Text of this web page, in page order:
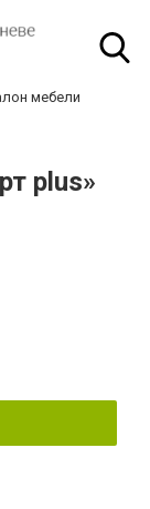
мебели
plus»